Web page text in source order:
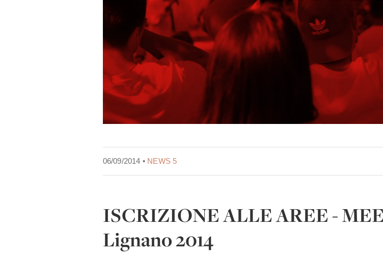
06/09/2014 • NEWS 5
ISCRIZIONE ALLE AREE -
Lignano 2014